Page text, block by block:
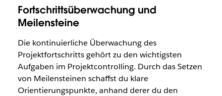
Fortschrittsüberwachung und
Meilensteine
Die kontinuierliche Überwachung des
Projektfortschritts gehört zu den wichtigsten
Aufgaben im Projektcontrolling. Durch das Setzen
von Meilensteinen schaffst du klare
Orientierungspunkte, anhand derer du den